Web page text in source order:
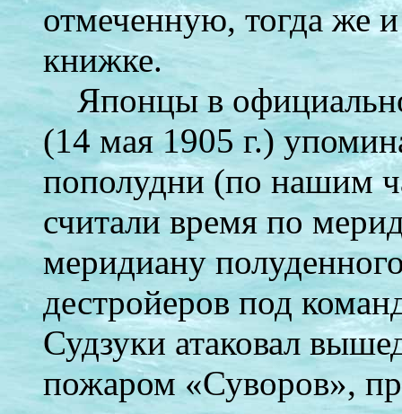
отмеченную, тогда же
книжке.
Японцы в
(14 мая 1905 г.)
пополудни (по нашим
считали время по
меридиану
дестройеров под
Судзуки атаковал
пожаром «Суворов»,